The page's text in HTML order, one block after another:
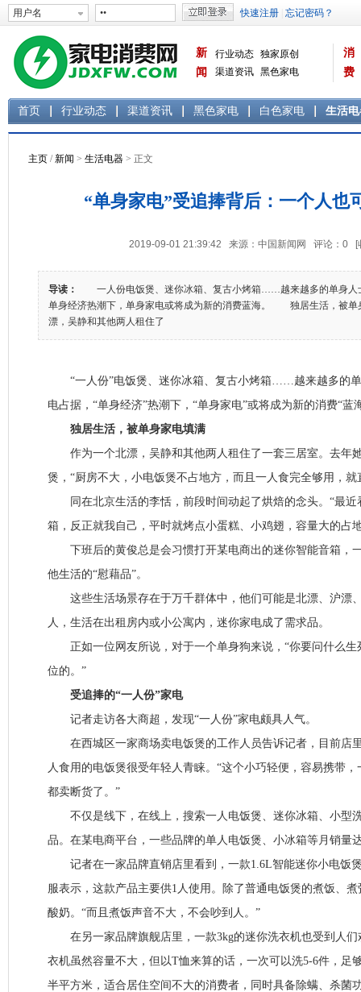
新
闻
行业动态 独家原创
渠道资讯 黑色家电
消
费
首页 行业动态 渠道资讯 黑色家电 白色家电 生活
主页 /新闻 > 生活电器 > 正文
“单身家电”受追捧背后：一个人也
2019-09-01 21:39:42 来源：中国新闻网 评论： 0 [
导读：
一人份电饭煲、迷你冰箱、复古小烤箱……越来越多的单身人
单身经济热潮下，单身家电或将成为新的消费蓝海。 独居生活，被
漂，吴静和其他两人租住了
“一人份”电饭煲、迷你冰箱、复古小烤箱……越来越多的单
电占据，“单身经济”热潮下，“单身家电”或将成为新的消费“蓝
独居生活，被单身家电填满
作为一个北漂，吴静和其他两人租住了一套三居室。去年
煲，“厨房不大，小电饭煲不占地方，而且一人食完全够用，就
同在北京生活的李恬，前段时间动起了烘焙的念头。“最近
箱，反正就我自己，平时就烤点小蛋糕、小鸡翅，容量大的占
下班后的黄俊总是会习惯打开某电商出的迷你智能音箱，
他生活的“慰藉品”。
这些生活场景存在于万千群体中，他们可能是北漂、沪漂
人，生活在出租房内或小公寓内，迷你家电成了需求品。
正如一位网友所说，对于一个单身狗来说，“你要问什么生
位的。”
受追捧的“一人份”家电
记者走访各大商超，发现“一人份”家电颇具人气。
在西城区一家商场卖电饭煲的工作人员告诉记者，目前店里
人食用的电饭煲很受年轻人青睐。“这个小巧轻便，容易携带
都卖断货了。”
不仅是线下，在线上，搜索一人电饭煲、迷你冰箱、小型
品。在某电商平台，一些品牌的单人电饭煲、小冰箱等月销量
记者在一家品牌直销店里看到，一款1.6L智能迷你小电饭煲
服表示，这款产品主要供1人使用。除了普通电饭煲的煮饭、
酸奶。“而且煮饭声音不大，不会吵到人。”
在另一家品牌旗舰店里，一款3kg的迷你洗衣机也受到人们
衣机虽然容量不大，但以T恤来算的话，一次可以洗5-6件，足
半平方米，适合居住空间不大的消费者，同时具备除螨、杀菌